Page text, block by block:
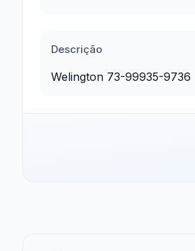
Descrição
Welington 73-99935-9736